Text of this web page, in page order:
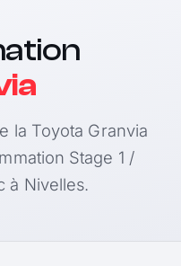
la Toyota Granvia
Stage 1 /
à Nivelles.